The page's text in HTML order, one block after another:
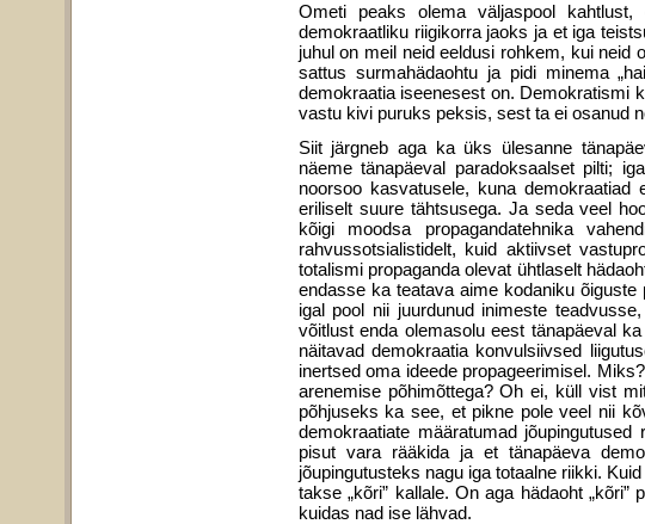
Ometi peaks olema väljaspool
demokraatliku riigikorra jaoks ja et iga
juhul on meil neid eeldusi rohkem, kui
sattus surmahädaohtu ja pidi minema
demokraatia iseenesest on. Demokratismi
vastu kivi puruks peksis, sest ta ei osanud
Siit järgneb aga ka üks ülesanne
näeme tänapäe­val paradoksaalset pilti;
noorsoo kasvatusele, kuna
eriliselt suure tähtsusega. Ja seda veel
kõigi moodsa propagandatehnika
rahvussotsialistidelt, kuid aktiivset
totalismi propaganda olevat ühtlaselt
endasse ka teatava aime kodaniku
igal pool nii juurdunud inimeste
võitlust enda olemasolu eest tänapäeval
näitavad demokraatia konvulsiivsed
inertsed oma ideede propageerimisel.
arenemise põhimõttega? Oh ei, küll vist
põhjuseks ka see, et pikne pole veel nii
demokraatiate määratumad
pisut vara rääkida ja et tänapäeva
jõupingutusteks nagu iga totaalne riikki.
takse „kõri” kallale. On aga hädaoht
kuidas nad ise lähvad.